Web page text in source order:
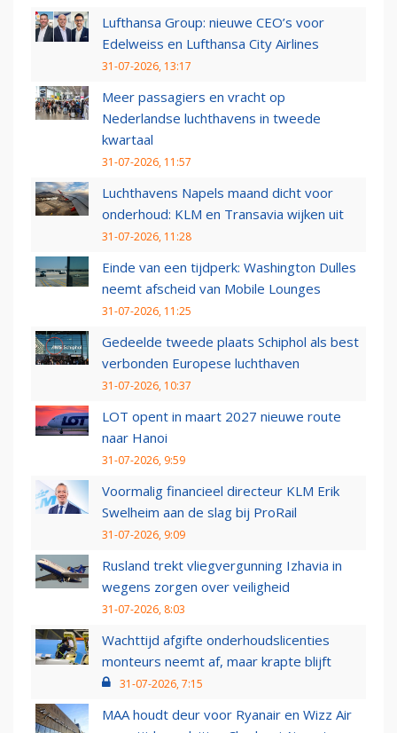
Lufthansa Group: nieuwe CEO’s voor
Edelweiss en Lufthansa City Airlines
31-07-2026, 13:17
Meer passagiers en vracht op
Nederlandse luchthavens in tweede
kwartaal
31-07-2026, 11:57
Luchthavens Napels maand dicht voor
onderhoud: KLM en Transavia wijken uit
31-07-2026, 11:28
Einde van een tijdperk: Washington Dulles
neemt afscheid van Mobile Lounges
31-07-2026, 11:25
Gedeelde tweede plaats Schiphol als best
verbonden Europese luchthaven
31-07-2026, 10:37
LOT opent in maart 2027 nieuwe route
naar Hanoi
31-07-2026, 9:59
Voormalig financieel directeur KLM Erik
Swelheim aan de slag bij ProRail
31-07-2026, 9:09
Rusland trekt vliegvergunning Izhavia in
wegens zorgen over veiligheid
31-07-2026, 8:03
Wachttijd afgifte onderhoudslicenties
monteurs neemt af, maar krapte blijft
31-07-2026, 7:15
MAA houdt deur voor Ryanair en Wizz Air